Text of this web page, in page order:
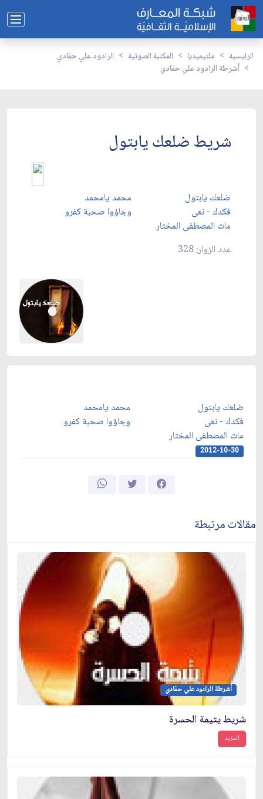
الرئيسية ملتيميديا المكتبة الصوتية
الرادود علي حمَادي
أشرطة الرادود علي حمَادي
شريط ضلعك يابتول
ضلعك يابتول
محمد يامحمد
فكدك - نعى
وجاؤوا صحبة كفرو
مات المصطفى المختار
عدد الزوار: 328
ضلعك يابتول
محمد يامحمد
فكدك - نعى
وجاؤوا صحبة كفرو
مات المصطفى المختار
2012-10-30
مقالات مرتبطة
أشرطة الرادود علي حمَادي
شريط يتيمة الحسرة
المزيد